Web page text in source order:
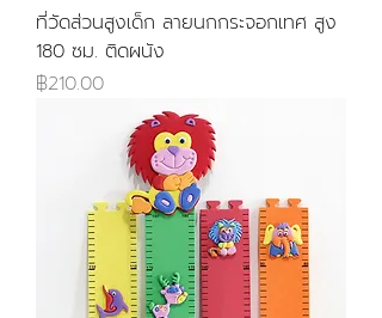
ที่วัดส่วนสูงเด็ก ลายนกกระจอกเทศ สูง
180 ซม. ติดผนัง
ราคา
฿210.00